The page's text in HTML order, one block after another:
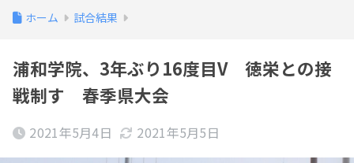
ホーム 試合結果
浦和学院、3年ぶり16度目V 徳栄との接
戦制す 春季県大会
2021年5月4日 2021年5月5日